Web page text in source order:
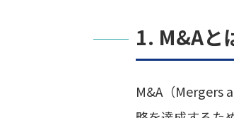
1. M&Aと
M&A（Mergers